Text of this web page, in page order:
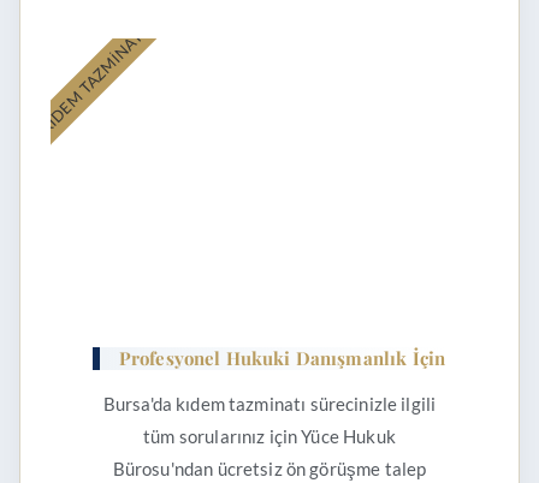
Profesyonel Hukuki Danışmanlık İçin
Bursa'da kıdem tazminatı sürecinizle ilgili
tüm sorularınız için Yüce Hukuk
Bürosu'ndan ücretsiz ön görüşme talep
KIDEM TAZMİNATI